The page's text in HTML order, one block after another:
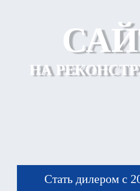
НА
Стать дилером с